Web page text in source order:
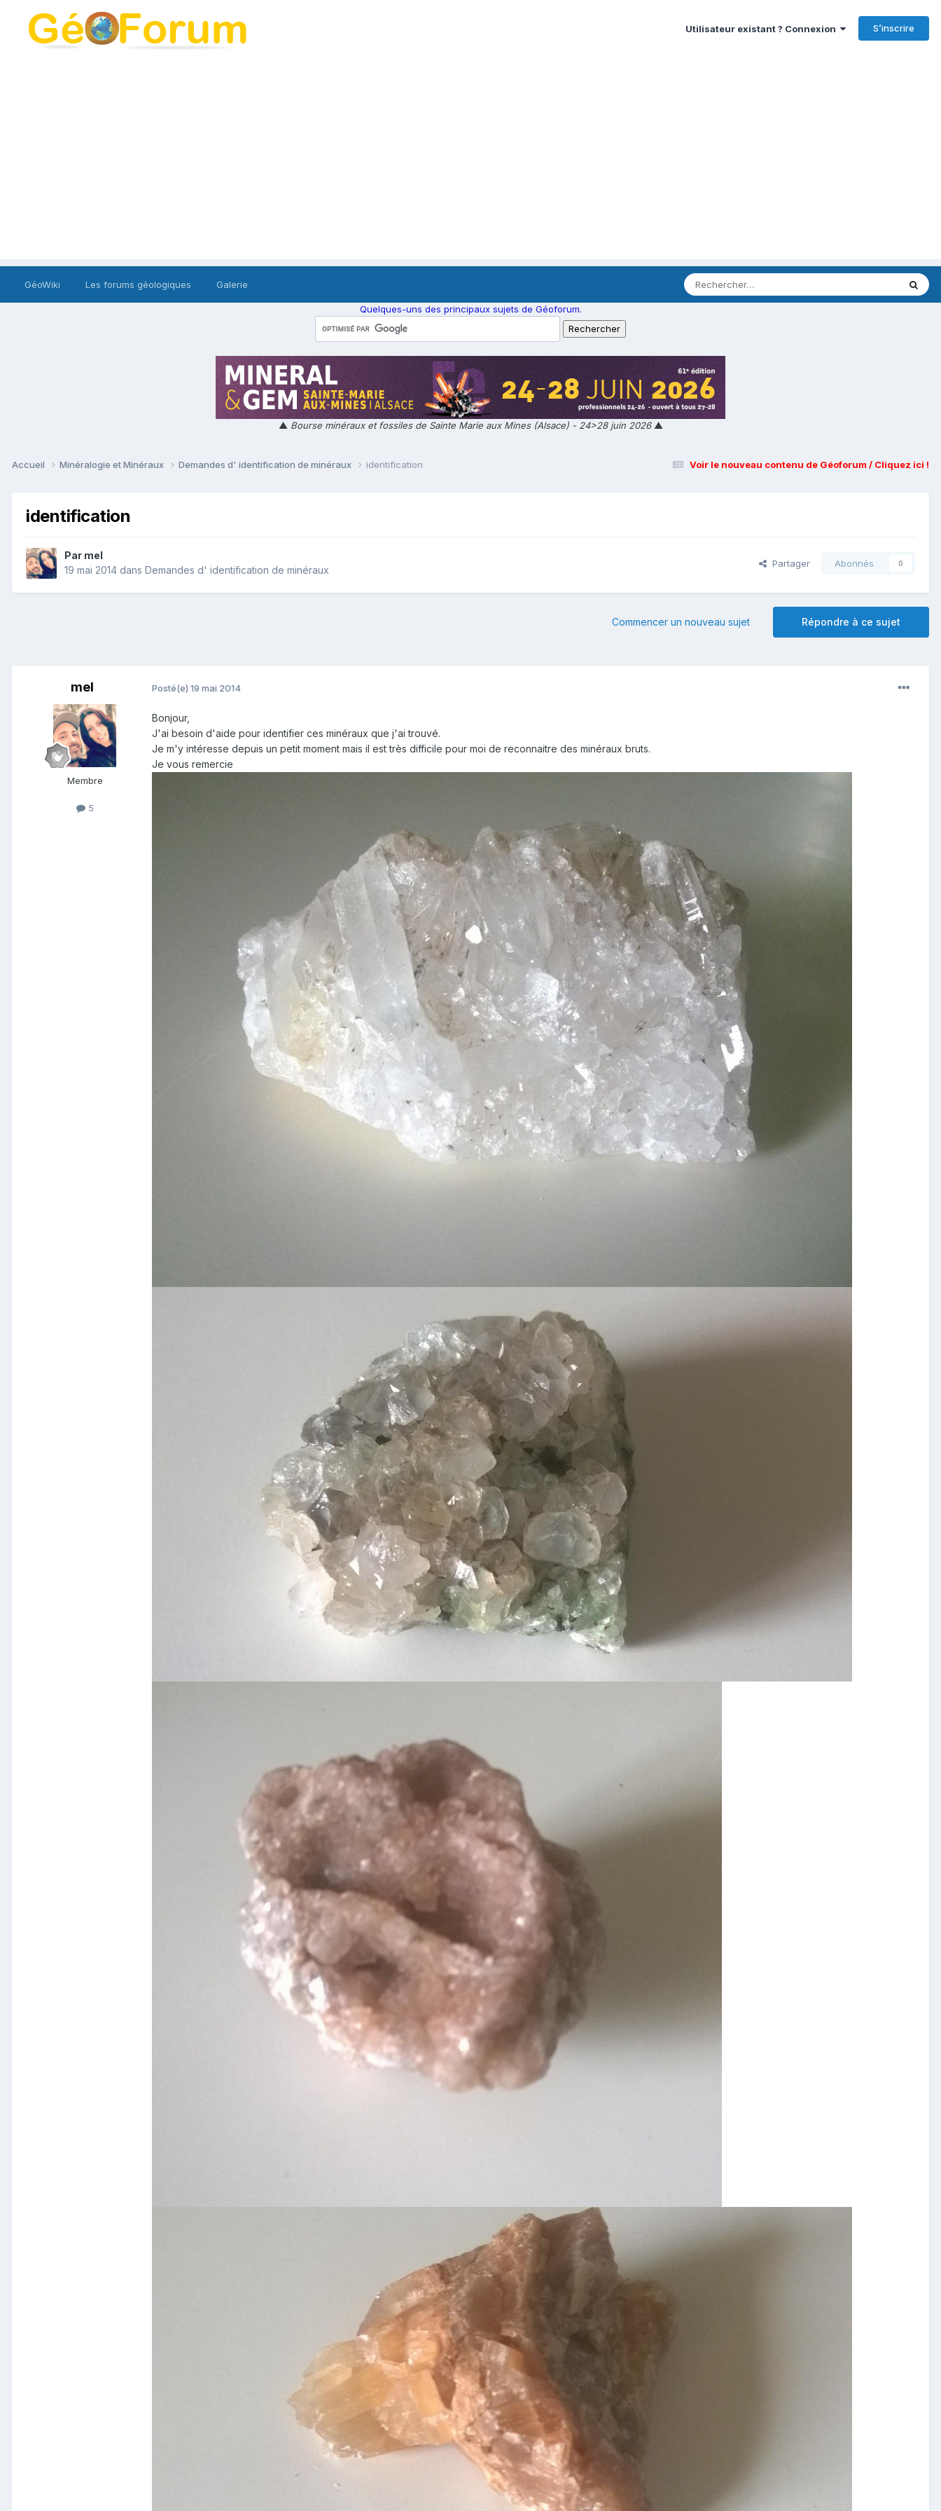
Utilisateur existant ? Connexion S’inscrire
GéoWiki Les forums géologiques Galerie
Quelques-uns des principaux sujets de Géoforum.
▲ Bourse minéraux et fossiles de Sainte Marie aux Mines (Alsace) - 24>28 juin 2026▲
Voir le nouveau contenu de Géoforum / Cliquez ici !
Accueil Minéralogie et Minéraux Demandes d' identification de minéraux identification
identification
Par mel
19 mai 2014 dans Demandes d' identification de minéraux
Partager Abonnés 0
Répondre à ce sujet
Commencer un nouveau sujet
mel
Membre
5
Posté(e) 19 mai 2014
Bonjour,
J'ai besoin d'aide pour identifier ces minéraux que j'ai trouvé.
Je m'y intéresse depuis un petit moment mais il est très difficile pour moi de reconnaitre des minéraux bruts.
Je vous remercie